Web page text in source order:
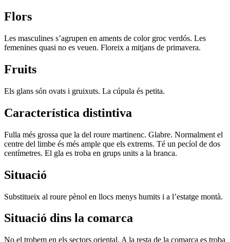
Flors
Les masculines s’agrupen en aments de color groc verdós. Les
femenines quasi no es veuen. Floreix a mitjans de primavera.
Fruits
Els glans són ovats i gruixuts. La cúpula és petita.
Característica distintiva
Fulla més grossa que la del roure martinenc. Glabre. Normalment el
centre del limbe és més ample que els extrems. Té un pecíol de dos
centímetres. El gla es troba en grups units a la branca.
Situació
Substitueix al roure pènol en llocs menys humits i a l’estatge montà.
Situació dins la comarca
No el trobem en els sectors oriental. A la resta de la comarca es troba